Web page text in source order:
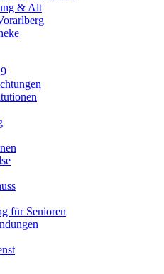
& Alt
für Senioren